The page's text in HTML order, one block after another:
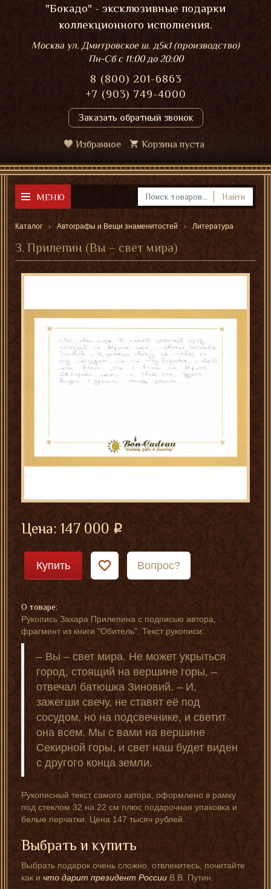
"Бокадо" - эксклюзивные подарки
коллекционного исполнения.
Москва ул. Дмитровское ш. д5к1 (производство)
Пн-Сбс 11:00 до 20:00
8 (800) 201-6863
+7 (903) 749-4000
Заказать обратный звонок
Избранное Корзина пуста
МЕНЮ Найти
Каталог Автографы и Вещи знаменитостей Литература
З. Прилепин (Вы – свет мира)
Цена:147 000
Купить Вопрос?
О товаре:
Рукопись Захара Прилепина с подписью автора,
фрагмент из книги "Обитель". Текст рукописи:
– Вы – свет мира. Не может укрыться
город, стоящий на вершине горы, –
отвечал батюшка Зиновий. – И,
зажегши свечу, не ставят её под
сосудом, но на подсвечнике, и светит
она всем. Мы с вами на вершине
Секирной горы, и свет наш будет виден
с другого конца земли.
Рукописный текст самого автора, оформлено в рамку
под стеклом 32 на 22 см плюс подарочная упаковка и
белые перчатки. Цена 147 тысяч рублей.
Выбрать и купить
Выбрать подарок очень сложно, отвлекитесь, почитайте
как ичто дарит президент РоссииВ.В. Путин.